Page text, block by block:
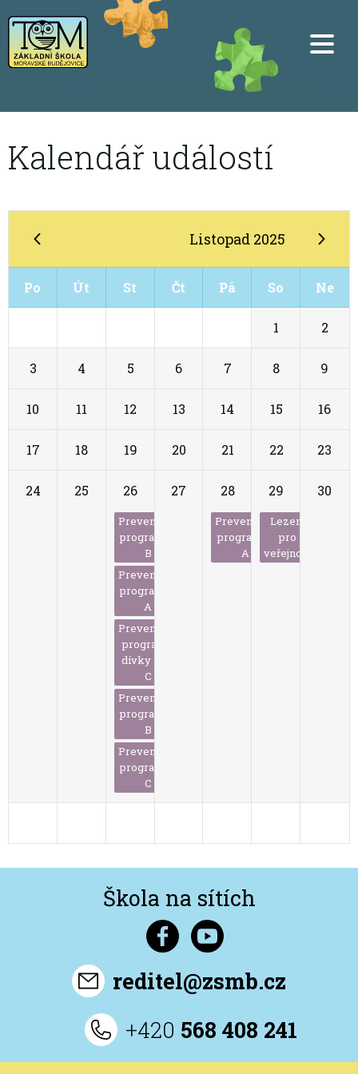
Kalendář událostí
Listopad 2025
Po Út St Čt Pá So Ne
1 2
3 4 5 6 7 8 9
10 11 12 13 14 15 16
17 18 19 20 21 22 23
24 25 26
Preventivní
program 8.
B
Preventivní
program 8.
A
Preventivní
program -
dívky 6. A,
C
Preventivní
program 7.
B
Preventivní
program 8.
C
27 28
Preventivní
program 7.
A
29
Lezení
pro
veřejnost
30
Škola na sítích
reditel@zsmb.cz
+420 568 408 241